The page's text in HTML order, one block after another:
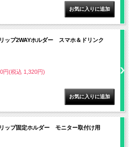
ップ2WAYホルダー スマホ＆ドリンク
円(税込 1,320円)
ップ固定ホルダー モニター取付け用